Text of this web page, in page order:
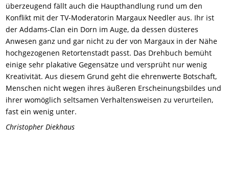
überzeugend fällt auch die Haupthandlung rund um den
Konflikt mit der TV-Moderatorin Margaux Needler aus. Ihr ist
der Addams-Clan ein Dorn im Auge, da dessen düsteres
Anwesen ganz und gar nicht zu der von Margaux in der Nähe
hochgezogenen Retortenstadt passt. Das Drehbuch bemüht
einige sehr plakative Gegensätze und versprüht nur wenig
Kreativität. Aus diesem Grund geht die ehrenwerte Botschaft,
Menschen nicht wegen ihres äußeren Erscheinungsbildes und
ihrer womöglich seltsamen Verhaltensweisen zu verurteilen,
fast ein wenig unter.
Christopher Diekhaus